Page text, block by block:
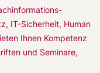
IT-Sicherheit, Human
Ihnen Kompetenz
und Seminare,